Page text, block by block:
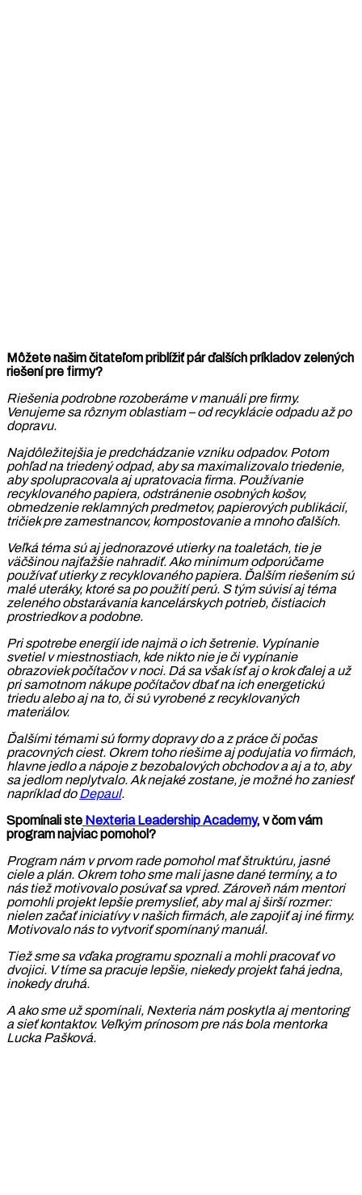
Môžete našim čitateľom priblížiť pár ďalších príkladov zelených
riešení pre firmy?
Riešenia podrobne rozoberáme v manuáli pre firmy.
Venujeme sa rôznym oblastiam – od recyklácie odpadu až po
dopravu.
Najdôležitejšia je predchádzanie vzniku odpadov. Potom
pohľad na triedený odpad, aby sa maximalizovalo triedenie,
aby spolupracovala aj upratovacia firma. Používanie
recyklovaného papiera, odstránenie osobných košov,
obmedzenie reklamných predmetov, papierových publikácií,
tričiek pre zamestnancov, kompostovanie a mnoho ďalších.
Veľká téma sú aj jednorazové utierky na toaletách, tie je
väčšinou najťažšie nahradiť. Ako minimum odporúčame
používať utierky z recyklovaného papiera. Ďalším riešením sú
malé uteráky, ktoré sa po použití perú. S tým súvisí aj téma
zeleného obstarávania kancelárskych potrieb, čistiacich
prostriedkov a podobne.
Pri spotrebe energií ide najmä o ich šetrenie. Vypínanie
svetiel v miestnostiach, kde nikto nie je či vypínanie
obrazoviek počítačov v noci. Dá sa však ísť aj o krok ďalej a už
pri samotnom nákupe počítačov dbať na ich energetickú
triedu alebo aj na to, či sú vyrobené z recyklovaných
materiálov.
Ďalšími témami sú formy dopravy do a z práce či počas
pracovných ciest. Okrem toho riešime aj podujatia vo firmách,
hlavne jedlo a nápoje z bezobalových obchodov a aj a to, aby
sa jedlom neplytvalo. Ak nejaké zostane, je možné ho zaniesť
napríklad doDepaul.
Spomínali ste Nexteria Leadership Academy, v čom vám
program najviac pomohol?
Program nám v prvom rade pomohol mať štruktúru, jasné
ciele a plán. Okrem toho sme mali jasne dané termíny, a to
nás tiež motivovalo posúvať sa vpred. Zároveň nám mentori
pomohli projekt lepšie premyslieť, aby mal aj širší rozmer:
nielen začať iniciatívy v našich firmách, ale zapojiť aj iné firmy.
Motivovalo nás to vytvoriť spomínaný manuál.
Tiež sme sa vďaka programu spoznali a mohli pracovať vo
dvojici. V tíme sa pracuje lepšie, niekedy projekt ťahá jedna,
inokedy druhá.
A ako sme už spomínali, Nexteria nám poskytla aj mentoring
a sieť kontaktov. Veľkým prínosom pre nás bola mentorka
Lucka Pašková.